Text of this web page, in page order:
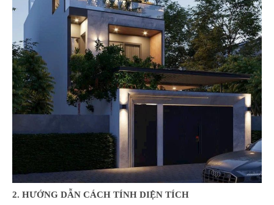
2. HƯỚNG DẪN CÁCH TÍNH DIỆN TÍCH